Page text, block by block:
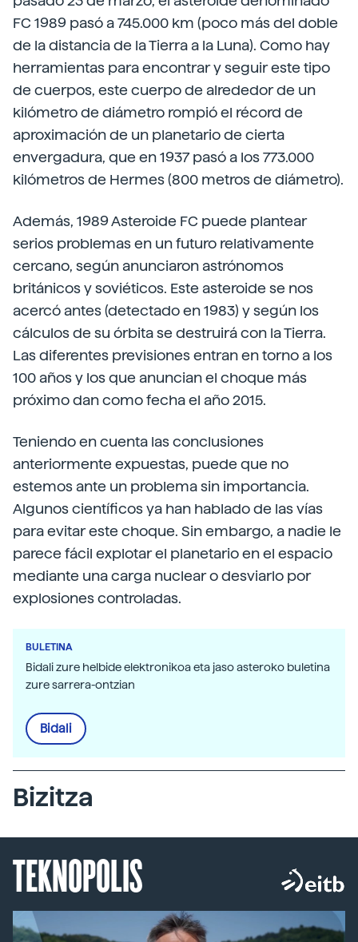
FC 1989 pasó a 745.000 km (poco más del doble
de la distancia de la Tierra a la Luna). Como hay
herramientas para encontrar y seguir este tipo
de cuerpos, este cuerpo de alrededor de un
kilómetro de diámetro rompió el récord de
aproximación de un planetario de cierta
envergadura, que en 1937 pasó a los 773.000
kilómetros de Hermes (800 metros de diámetro).
Además, 1989 Asteroide FC puede plantear
serios problemas en un futuro relativamente
cercano, según anunciaron astrónomos
británicos y soviéticos. Este asteroide se nos
acercó antes (detectado en 1983) y según los
cálculos de su órbita se destruirá con la Tierra.
Las diferentes previsiones entran en torno a los
100 años y los que anuncian el choque más
próximo dan como fecha el año 2015.
Teniendo en cuenta las conclusiones
anteriormente expuestas, puede que no
estemos ante un problema sin importancia.
Algunos científicos ya han hablado de las vías
para evitar este choque. Sin embargo, a nadie le
parece fácil explotar el planetario en el espacio
mediante una carga nuclear o desviarlo por
explosiones controladas.
BULETINA
Bidali zure helbide elektronikoa eta jaso asteroko buletina
zure sarrera-ontzian
Bidali
Bizitza
TEKNOPOLIS